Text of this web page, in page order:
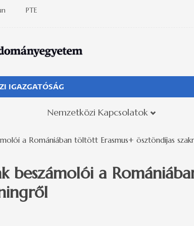
PTE
IGAZGATÓSÁG
Nemzetközi Kapcsolatok
a Romániában töltött Erasmus+ ösztöndíjas
beszámolói a